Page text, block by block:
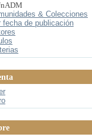
& Colecciones
fecha de publicación